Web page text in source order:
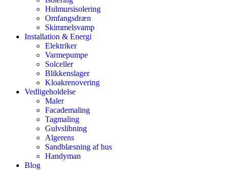
Hulmursisolering
Omfangsdræn
Skimmelsvamp
Installation & Energi
Elektriker
Varmepumpe
Solceller
Blikkenslager
Kloakrenovering
Vedligeholdelse
Maler
Facademaling
Tagmaling
Gulvslibning
Algerens
Sandblæsning af hus
Handyman
Blog